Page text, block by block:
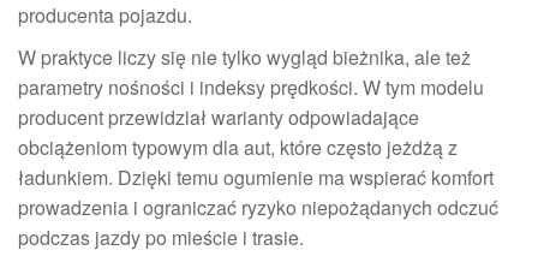
producenta pojazdu.
W praktyce liczy się nie tylko wygląd bieżnika, ale też
parametry nośności i indeksy prędkości. W tym modelu
producent przewidział warianty odpowiadające
obciążeniom typowym dla aut, które często jeżdżą z
ładunkiem. Dzięki temu ogumienie ma wspierać komfort
prowadzenia i ograniczać ryzyko niepożądanych odczuć
podczas jazdy po mieście i trasie.